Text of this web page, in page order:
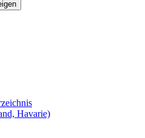
Havarie)